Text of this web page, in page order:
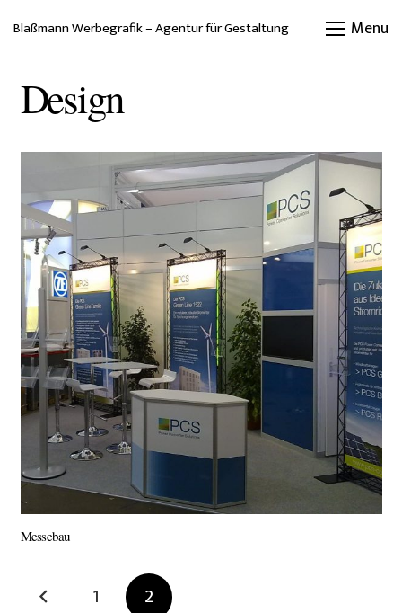
Blaßmann Werbegrafik – Agentur für Gestaltung Menu
Design
Messebau
1 2